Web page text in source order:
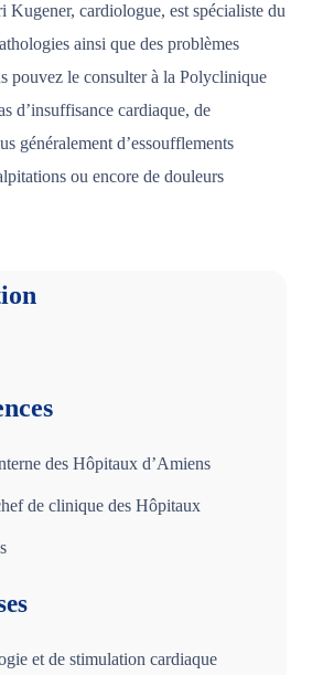
Kugener, cardiologue, est spécialiste du
ainsi que des problèmes
pouvez le consulter à la Polyclinique
d’insuffisance cardiaque, de
généralement d’essoufflements
ou encore de douleurs
des Hôpitaux d’Amiens
de clinique des Hôpitaux
et de stimulation cardiaque